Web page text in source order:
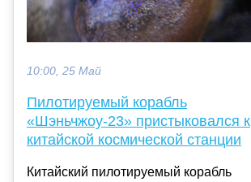
10:00, 25 Май
Пилотируемый корабль
«Шэньчжоу-23» пристыковался к
китайской космической станции
Китайский пилотируемый корабль